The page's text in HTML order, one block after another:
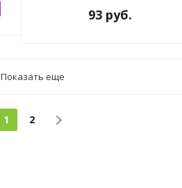
93 руб.
Показать еще
1 2